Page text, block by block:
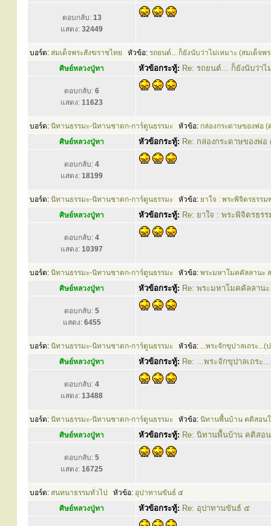
ตอบกลับ: 13
แสดง: 32449
บอร์ด: สมเด็จพระสังฆราชไทย หัวข้อ: รถยนต์... ก็ยังนับว่าไม่เหมาะ (สมเด็จพ
ศิษย์หลวงปู่ทา
หัวข้อกระทู้: Re: รถยนต์... ก็ยังนับว่า
ตอบกลับ: 6
แสดง: 11623
บอร์ด: นิทานธรรมะ-นิทานชาดก-การ์ตูนธรรมะ หัวข้อ: กล่องกระดาษของพ่อ
ศิษย์หลวงปู่ทา
หัวข้อกระทู้: Re: กล่องกระดาษของพ่
ตอบกลับ: 4
แสดง: 18199
บอร์ด: นิทานธรรมะ-นิทานชาดก-การ์ตูนธรรมะ หัวข้อ: ยาใจ : พระพิจิตรธร
ศิษย์หลวงปู่ทา
หัวข้อกระทู้: Re: ยาใจ : พระพิจิตรธ
ตอบกลับ: 4
แสดง: 10397
บอร์ด: นิทานธรรมะ-นิทานชาดก-การ์ตูนธรรมะ หัวข้อ: พระมหาโมคคัลลานะ
ศิษย์หลวงปู่ทา
หัวข้อกระทู้: Re: พระมหาโมคคัลลาน
ตอบกลับ: 5
แสดง: 6455
บอร์ด: นิทานธรรมะ-นิทานชาดก-การ์ตูนธรรมะ หัวข้อ: ...พระจักขุปาลเถระ
ศิษย์หลวงปู่ทา
หัวข้อกระทู้: Re: ...พระจักขุปาลเถระ
ตอบกลับ: 4
แสดง: 13488
บอร์ด: นิทานธรรมะ-นิทานชาดก-การ์ตูนธรรมะ หัวข้อ: นิทานพื้นบ้าน คติสอนใ
ศิษย์หลวงปู่ทา
หัวข้อกระทู้: Re: นิทานพื้นบ้าน คติสอน
ตอบกลับ: 5
แสดง: 16725
บอร์ด: สนทนาธรรมทั่วไป หัวข้อ: อุปาทานขันธ์ ๕
ศิษย์หลวงปู่ทา
หัวข้อกระทู้: Re: อุปาทานขันธ์ ๕